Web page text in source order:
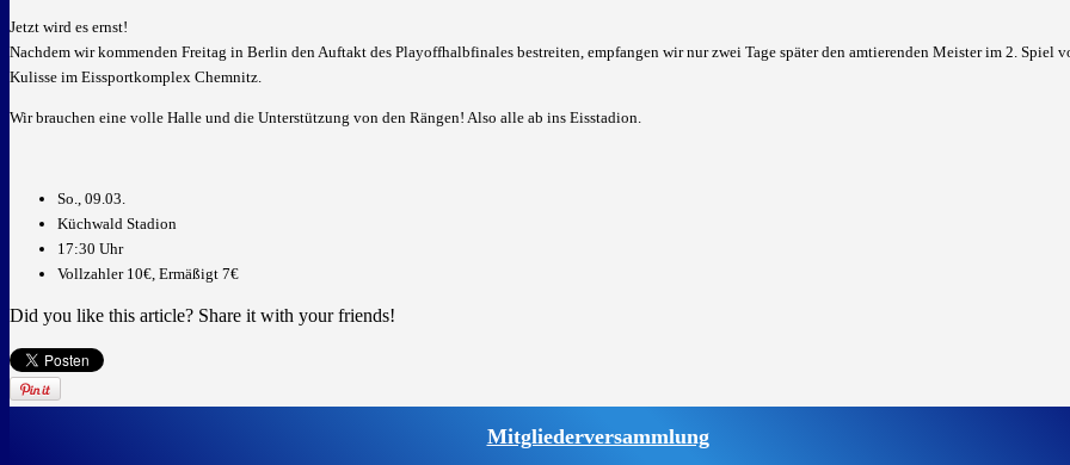
Jetzt wird es ernst!
Nachdem wir kommenden Freitag in Berlin den Auftakt des Playoffhalbfinales bestreiten, empfangen wir nur zwei Tage später den amtierenden Meister im 2. Spiel
Kulisse im Eissportkomplex Chemnitz.
Wir brauchen eine volle Halle und die Unterstützung von den Rängen! Also alle ab ins Eisstadion.
So., 09.03.
Küchwald Stadion
17:30 Uhr
Vollzahler 10€, Ermäßigt 7€
Did you like this article? Share it with your friends!
Mitgliederversammlung